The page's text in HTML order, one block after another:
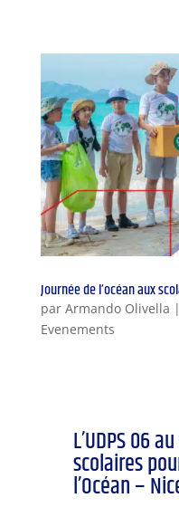
Journée de l’océan aux
par Armando Olivella |
Evenements
L’UDPS 06
scolaires
l’Océan –